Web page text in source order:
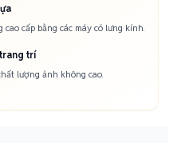
cao cấp bằng các máy có lưng kính.
trí
lượng ảnh không cao.